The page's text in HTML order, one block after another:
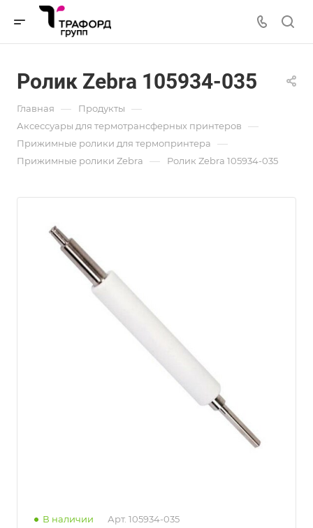
Ролик Zebra 105934-035
Главная — Продукты —
Аксессуары для термотрансферных принтеров —
Прижимные ролики для термопринтера —
Прижимные ролики Zebra — Ролик Zebra 105934-035
В наличии Арт. 105934-035